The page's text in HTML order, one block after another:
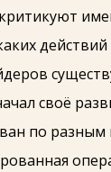
своё
по разным